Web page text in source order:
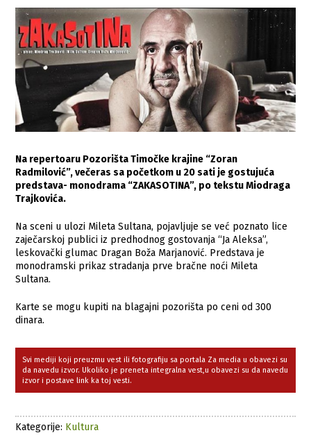
Na repertoaru Pozorišta Timočke krajine “Zoran
Radmilović”, večeras sa početkom u 20 sati je gostujuća
predstava- monodrama “ZAKASOTINA”, po tekstu Miodraga
Trajkovića.
Na sceni u ulozi Mileta Sultana, pojavljuje se već poznato lice
zaječarskoj publici iz predhodnog gostovanja “Ja Aleksa”,
leskovački glumac Dragan Boža Marjanović. Predstava je
monodramski prikaz stradanja prve bračne noći Mileta
Sultana.
Karte se mogu kupiti na blagajni pozorišta po ceni od 300
dinara.
Svi mediji koji preuzmu vest ili fotografiju sa portala Za media u obavezi su
da navedu izvor. Ukoliko je preneta integralna vest,u obavezi su da navedu
izvor i postave link ka toj vesti.
Kategorije: Kultura